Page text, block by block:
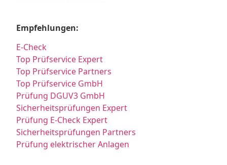
Empfehlungen:
E-Check
Top Prüfservice Expert
Top Prüfservice Partners
Top Prüfservice GmbH
Prüfung DGUV3 GmbH
Sicherheitsprüfungen Expert
Prüfung E-Check Expert
Sicherheitsprüfungen Partners
Prüfung elektrischer Anlagen